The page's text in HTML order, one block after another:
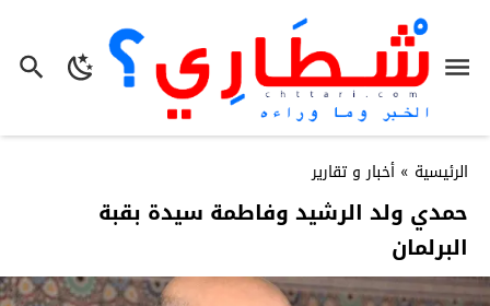
الرئيسية » أخبار و تقارير
حمدي ولد الرشيد وفاطمة سيدة بقبة
البرلمان